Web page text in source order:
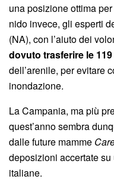
una posizione ottima
nido invece, gli esperti
(NA), con l’aiuto dei
dovuto trasferire le
dell’arenile, per evitare
inondazione.
La Campania, ma più
quest’anno sembra
dalle future mamme
deposizioni accertate
italiane.